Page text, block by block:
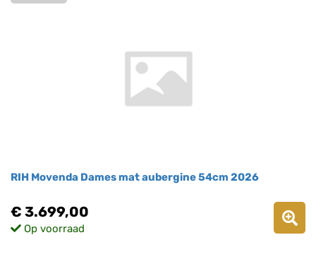
RIH Movenda Dames mat aubergine 54cm 2026
€ 3.699,00
Op voorraad